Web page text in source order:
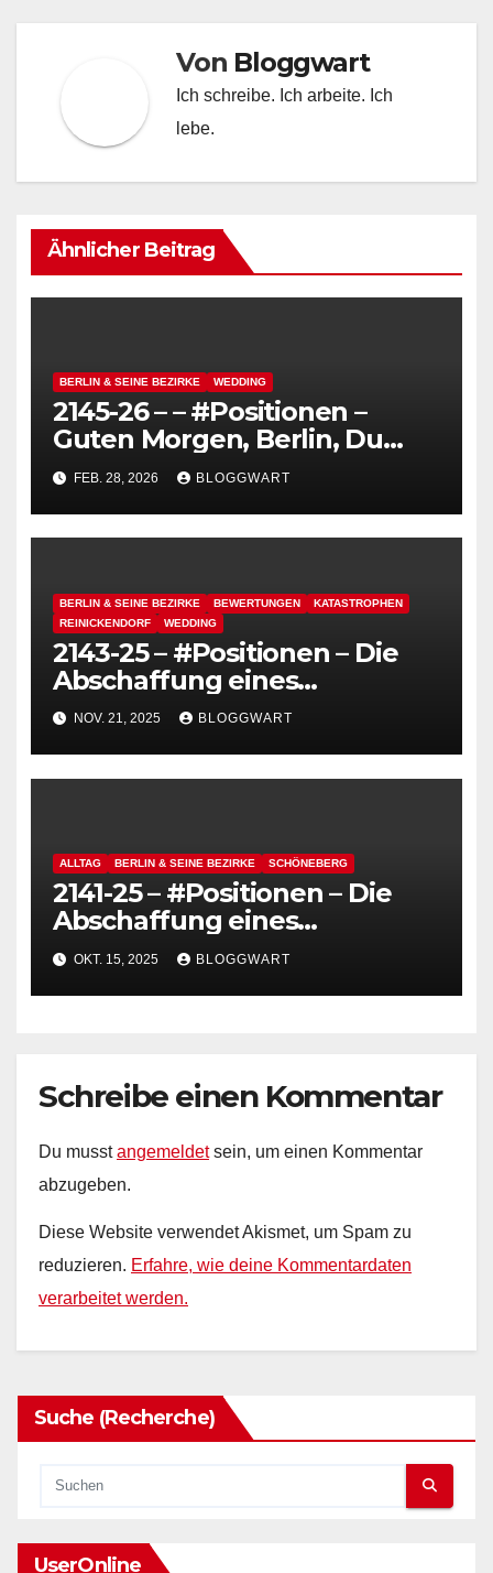
Von Bloggwart
Ich schreibe. Ich arbeite. Ich
lebe.
Ähnlicher Beitrag
BERLIN & SEINE BEZIRKE WEDDING
2145-26 – – #Positionen –
Guten Morgen, Berlin, Du
kannst so hässlich sein,
schmutzig und grau – Die
Hitlerei
FEB. 28, 2026 BLOGGWART
BERLIN & SEINE BEZIRKE BEWERTUNGEN
KATASTROPHEN
REINICKENDORF
WEDDING
2143-25 – #Positionen – Die
Abschaffung eines
funktionierenden
Deutschlands, heute: Das
Bauaktenarchiv
NOV. 21, 2025 BLOGGWART
ALLTAG BERLIN & SEINE BEZIRKE SCHÖNEBERG
2141-25 – #Positionen – Die
Abschaffung eines
funktionierenden
Deutschlands – heute: BSR
Orangen
OKT. 15, 2025 BLOGGWART
Schreibe einen Kommentar
Du musstangemeldetsein, um einen Kommentar
abzugeben.
Diese Website verwendet Akismet, um Spam zu
reduzieren. Erfahre, wie deine Kommentardaten
verarbeitet werden.
Suche (Recherche)
UserOnline